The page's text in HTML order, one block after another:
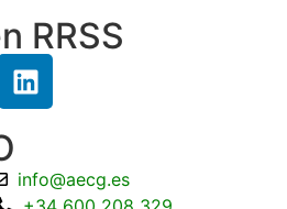
RRSS
info@aecg.es